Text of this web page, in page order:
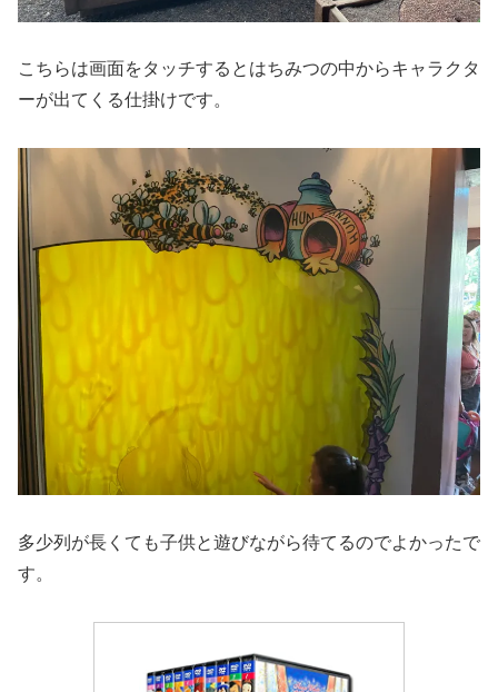
こちらは画面をタッチするとはちみつの中からキャラクタ
ーが出てくる仕掛けです。
多少列が長くても子供と遊びながら待てるのでよかったで
す。